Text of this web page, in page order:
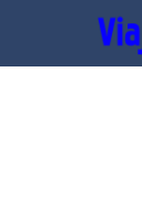
contenido